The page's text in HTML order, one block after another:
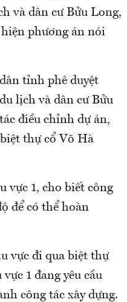
và dân cư Bửu Long,
phương án nói
tỉnh phê duyệt
lịch và dân cư Bửu
điều chỉnh dự án,
thự cổ Võ Hà
vực 1, cho biết công
để có thể hoàn
vực đi qua biệt thự
1 đang yêu cầu
công tác xây dựng.